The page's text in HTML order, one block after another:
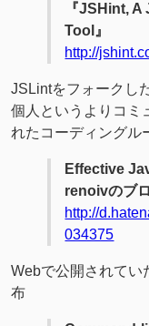
『JSHint,
Tool』
http://
JSLintをフォークし
個人というよりコミ
れたコーディングル
Effective
renoivのブ
http://
034375
Webで公開されてい
布